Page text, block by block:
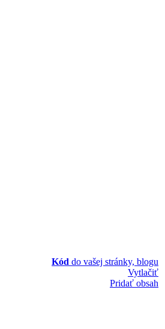
Kód do vašej stránky, blogu
Vytlačiť
Pridať obsah